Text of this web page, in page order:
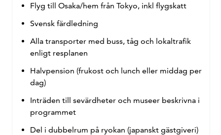
Flyg till Osaka/hem från Tokyo, inkl flygskatt
Svensk färdledning
Alla transporter med buss, tåg och lokaltrafik
enligt resplanen
Halvpension (frukost och lunch eller middag per
dag)
Inträden till sevärdheter och museer beskrivna i
programmet
Del i dubbelrum på ryokan (japanskt gästgiveri)